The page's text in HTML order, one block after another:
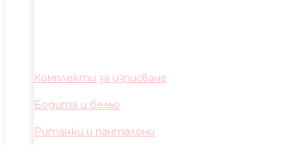
Комплекти за изписване
Бодита и бельо
Ританки и панталони